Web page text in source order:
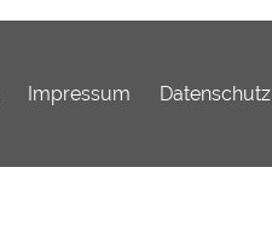
Impressum Datenschutz